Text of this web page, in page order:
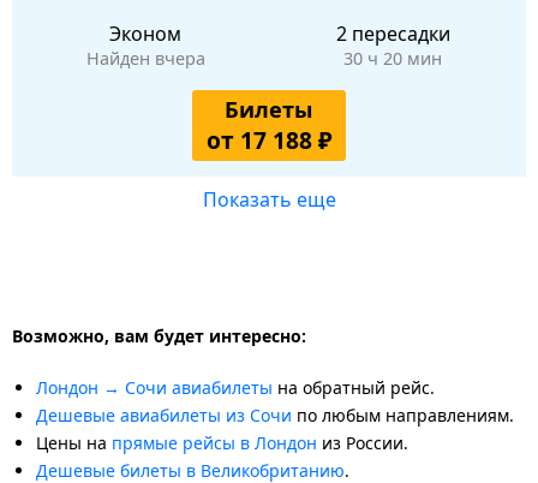
Эконом
Найден вчера
2 пересадки
30 ч 20 мин
Билеты
от 17 188 ₽
Показать еще
Возможно, вам будет интересно:
Лондон → Сочи авиабилеты на обратный рейс.
Дешевые авиабилеты из Сочи по любым направлениям.
Цены на прямые рейсы в Лондон из России.
Дешевые билеты в Великобританию.